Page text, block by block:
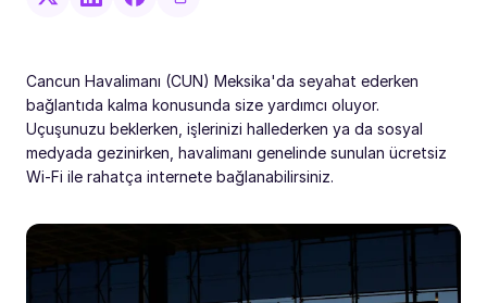
Cancun Havalimanı (CUN) Meksika'da seyahat ederken
bağlantıda kalma konusunda size yardımcı oluyor.
Uçuşunuzu beklerken, işlerinizi hallederken ya da sosyal
medyada gezinirken, havalimanı genelinde sunulan ücretsiz
Wi-Fi ile rahatça internete bağlanabilirsiniz.